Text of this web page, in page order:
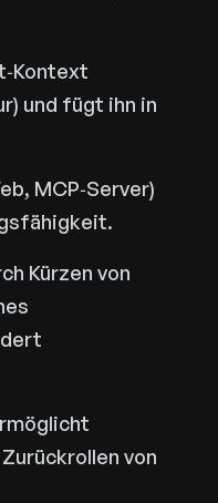
und fügt ihn in
MCP‑Server)
Kürzen von
von